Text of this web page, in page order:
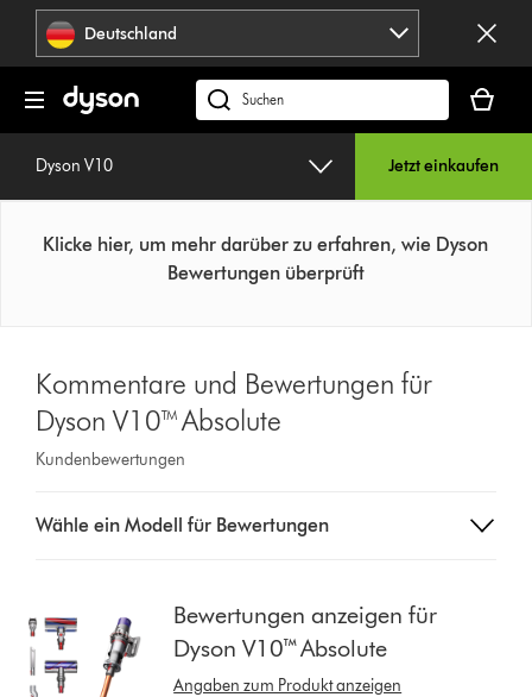
Navigation
überspringenDeutschland
dyson.de
durchsuchen
ist
leer
Dyson V10 Jetzt einkaufen
Klicke hier, um mehr darüber zu erfahren, wie Dyson
Bewertungen überprüft
Kommentare und Bewertungen für
Dyson V10™ Absolute
Kundenbewertungen
a
list
to
show
Wähle ein Modell für Bewertungen
Bewertungen anzeigen für
Dyson V10™ Absolute
Angaben zum Produkt anzeigen